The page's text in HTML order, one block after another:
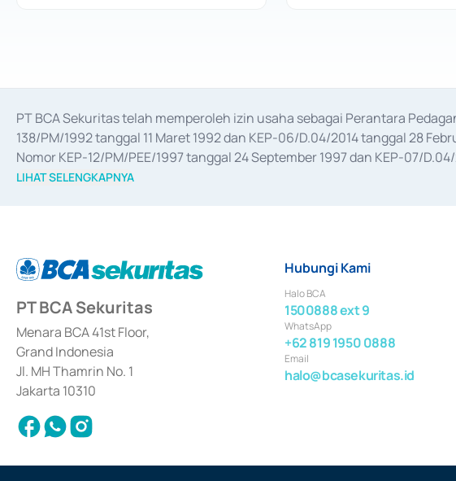
PT BCA Sekuritas telah memperoleh izin usaha sebagai Perantara
138/PM/1992 tanggal 11 Maret 1992 dan KEP-06/D.04/2014 tanggal 28
Nomor KEP-12/PM/PEE/1997 tanggal 24 September 1997 dan KEP-07/
merger, akuisisi, divestasi, dan
LIHAT SELENGKAPNYA
PT BCA Sekuritas
Menara BCA 41st Floor,
Grand Indonesia
Jl. MH Thamrin No. 1
Jakarta 10310
Hubungi Kami
Halo BCA
1500888 ext 9
WhatsApp
+62 819 1950 0888
Email
halo@bcasekuritas.id